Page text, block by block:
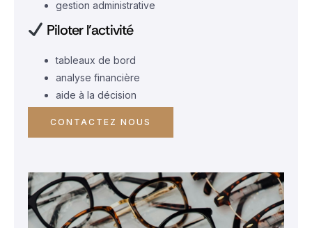
gestion administrative
Piloter l’activité
tableaux de bord
analyse financière
aide à la décision
CONTACTEZ NOUS